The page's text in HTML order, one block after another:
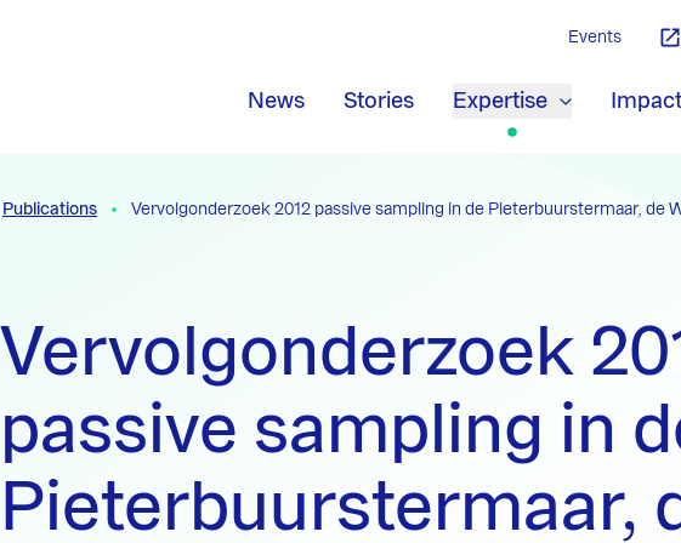
News Stories Expertise Impact
Events
Publications Vervolgonderzoek 2012 passive sampling in de Pieterbuurstermaar, de
Vervolgonderzoek
passive sampling in
Pieterbuurstermaar,